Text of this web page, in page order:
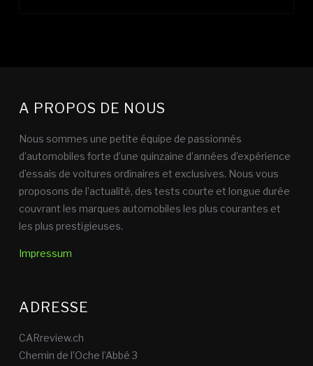
A PROPOS DE NOUS
Nous sommes une petite équipe de passionnés
d’automobiles forte d’une quinzaine d’années d’expérience
d’essais de voitures ordinaires et exclusives. Nous vous
proposons de l’actualité, des tests courte et longue durée
couvrant les marques automobiles les plus courantes et
les plus prestigieuses.
Impressum
ADRESSE
CARreview.ch
Chemin de l’Oche l’Abbé 3